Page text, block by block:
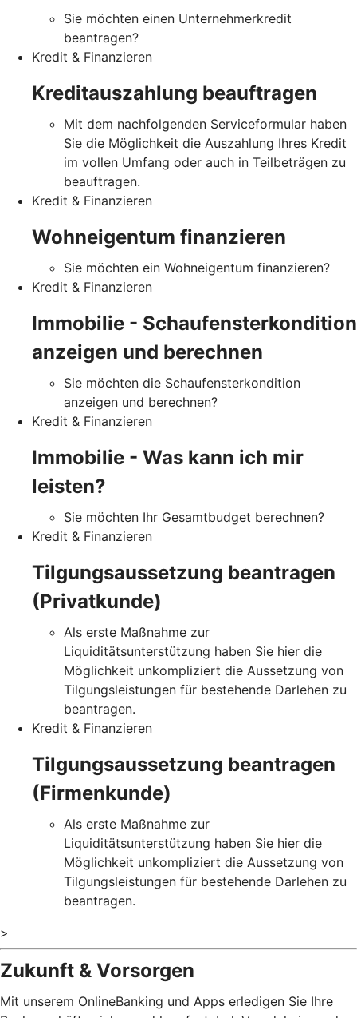
Sie möchten einen Unternehmerkredit
beantragen?
Kredit & Finanzieren
Kreditauszahlung beauftragen
Mit dem nachfolgenden Serviceformular haben
Sie die Möglichkeit die Auszahlung Ihres Kredit
im vollen Umfang oder auch in Teilbeträgen zu
beauftragen.
Kredit & Finanzieren
Wohneigentum finanzieren
Sie möchten ein Wohneigentum finanzieren?
Kredit & Finanzieren
Immobilie - Schaufensterkondition
anzeigen und berechnen
Sie möchten die Schaufensterkondition
anzeigen und berechnen?
Kredit & Finanzieren
Immobilie - Was kann ich mir
leisten?
Sie möchten Ihr Gesamtbudget berechnen?
Kredit & Finanzieren
Tilgungsaussetzung beantragen
(Privatkunde)
Als erste Maßnahme zur
Liquiditätsunterstützung haben Sie hier die
Möglichkeit unkompliziert die Aussetzung von
Tilgungsleistungen für bestehende Darlehen zu
beantragen.
Kredit & Finanzieren
Tilgungsaussetzung beantragen
(Firmenkunde)
Als erste Maßnahme zur
Liquiditätsunterstützung haben Sie hier die
Möglichkeit unkompliziert die Aussetzung von
Tilgungsleistungen für bestehende Darlehen zu
beantragen.
>
Zukunft & Vorsorgen
Mit unserem OnlineBanking und Apps erledigen Sie Ihre